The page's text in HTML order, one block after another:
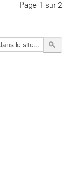
Page 1 sur 2